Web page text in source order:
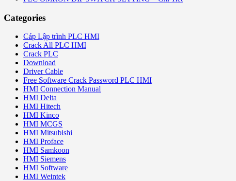
Categories
Cáp Lập trình PLC HMI
Crack All PLC HMI
Crack PLC
Download
Driver Cable
Free Software Crack Password PLC HMI
HMI Connection Manual
HMI Delta
HMI Hitech
HMI Kinco
HMI MCGS
HMI Mitsubishi
HMI Proface
HMI Samkoon
HMI Siemens
HMI Software
HMI Weintek